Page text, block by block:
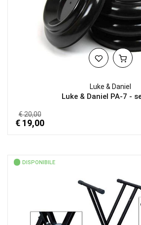
Luke & Daniel
Luke & Daniel PA-7 -
€ 20,00
€ 19,00
DISPONIBILE